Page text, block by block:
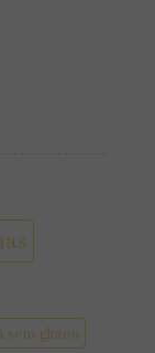
sem gluten